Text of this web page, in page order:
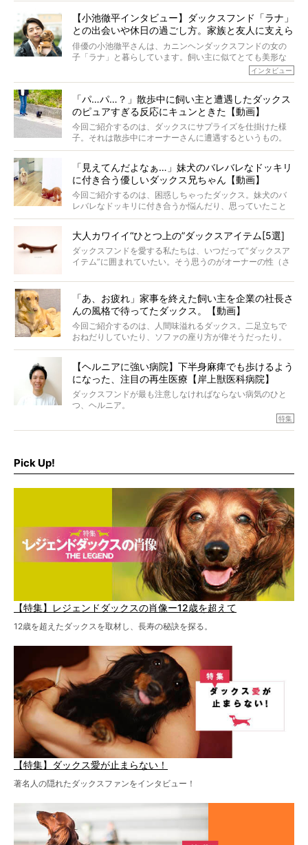
か届きますように。
く」というオーナーさんのポリシーのもと、甘やかさずに
育てられ、18歳になるまで定期検査すらしたことがなかっ
たというココアくん。果たしてその長生きの秘訣とは。
【小池徹平インタビュー】ダックスフンド「ラナ」
との出会いや休日の過ごし方。家族と友人に支えら
れてー
俳優の小池徹平さんは、カニンヘンダックスフンドの女の
子「ラナ」と暮らしています。飼い主に似てとても美形な
ラナは、現在８才。小池さんのインスタグラムでは、ラナ
ケメンから愛されているラナは、去年の誕生日に小池さん
からプレゼントしてもらったハーネスをつけて撮影に参加
してくれました。
インタビュー
「パ…パ…？」散歩中に飼い主と遭遇したダックス
のピュアすぎる反応にキュンときた【動画】
今回ご紹介するのは、ダックスにサプライズを仕掛けた様
子。それは散歩中にオーナーさんに遭遇するというもの。
戸惑って歩きを止めたり、すぐに気付いて追いかけたり、
「見えてんだよなぁ…」妹犬のバレバレなドッキリ
に付き合う優しいダックス兄ちゃん【動画】
今回ご紹介するのは、困惑しちゃったダックス。妹犬のバ
レバレなドッキリに付き合うか悩んだり、思っていたこと
と違う事態に陥ったり。そんなお悩み全開なダックスの様
大人カワイイ“ひとつ上の”ダックスアイテム[5選]
ダックスフンドを愛する私たちは、いつだって“ダックスア
イテム”に囲まれていたい。そう思うのがオーナーの性（さ
ムをご紹介。
「あ、お疲れ」家事を終えた飼い主を企業の社長さ
んの風格で待ってたダックス。【動画】
今回ご紹介するのは、人間味溢れるダックス。二足立ちで
おねだりしていたり、ソファの座り方が偉そうだったり。
今にも言葉を発しそうなダックスの姿は、もう人間にしか
【ヘルニアに強い病院】下半身麻痺でも歩けるよう
になった、注目の再生医療【岸上獣医科病院】
ダックスフンドが最も注意しなければならない病気のひと
つ、ヘルニア。
特集『ヘルニアに、負けない』では、ヘルニアに強い動物
を点滴投与する治療により、歩けなかった子が投与37日で
特集
Pick Up!
【特集】レジェンドダックスの肖像ー12歳を超えて
12歳を超えたダックスを取材し、長寿の秘訣を探る。
【特集】ダックス愛が止まらない！
著名人の隠れたダックスファンをインタビュー！